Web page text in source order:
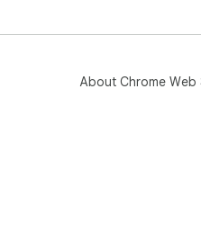
About Chrome Web